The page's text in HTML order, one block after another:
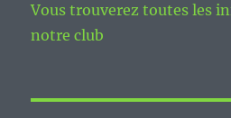
Vous trouverez toutes les
notre club